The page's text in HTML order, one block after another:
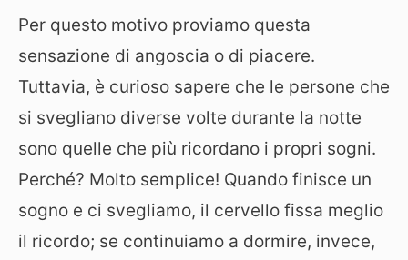
Per questo motivo proviamo questa
sensazione di angoscia o di piacere.
Tuttavia, è curioso sapere che le persone che
si svegliano diverse volte durante la notte
sono quelle che più ricordano i propri sogni.
Perché? Molto semplice! Quando finisce un
sogno e ci svegliamo, il cervello fissa meglio
il ricordo; se continuiamo a dormire, invece,